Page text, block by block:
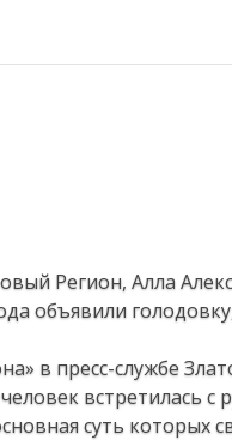
Регион, Алла
объявили
в пресс-службе
встретилась
суть которых